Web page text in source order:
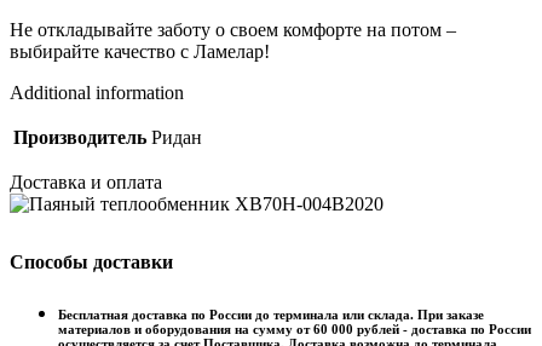
Не откладывайте заботу о своем комфорте на потом –
выбирайте качество с Ламелар!
Additional information
Производитель Ридан
Доставка и оплата
Способы доставки
Бесплатная доставка по России до терминала или склада. При заказе
материалов и оборудования на сумму от 60 000 рублей - доставка по России